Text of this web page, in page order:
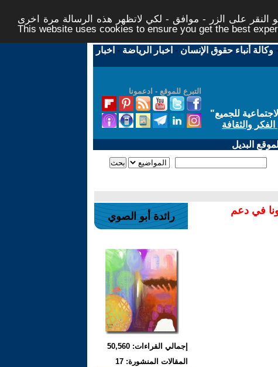
على الزر - موافق - لكي لاتظهر هذه الرسالة مرة اخرى -
This website uses cookies to ensure you get the best
-وكالة أنباء حقوق الإنسان - اخبار الرياضة - اخبار
التبرع للموقع - ادعمونا
للجميع"
والثقافة
البديل
في دعم
رائدة أبو الصوي
إجمالي القراءات: 50,560
المقالات المنشورة: 17